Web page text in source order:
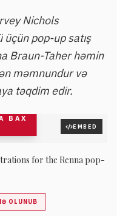
Nichols
üçün pop-up satış
Braun-Taher həmin
məmnundur və
təqdim edir.
BAX
EMBED
for the Renna pop-
OLUNUB